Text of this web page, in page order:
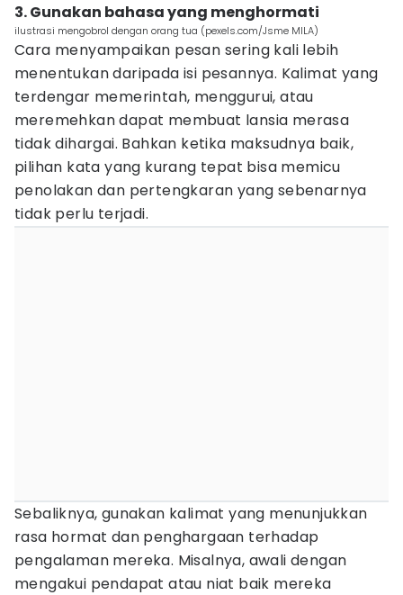
3. Gunakan bahasa yang menghormati
ilustrasi mengobrol dengan orang tua (pexels.com/Jsme MILA)
Cara menyampaikan pesan sering kali lebih
menentukan daripada isi pesannya. Kalimat yang
terdengar memerintah, menggurui, atau
meremehkan dapat membuat lansia merasa
tidak dihargai. Bahkan ketika maksudnya baik,
pilihan kata yang kurang tepat bisa memicu
penolakan dan pertengkaran yang sebenarnya
tidak perlu terjadi.
Sebaliknya, gunakan kalimat yang menunjukkan
rasa hormat dan penghargaan terhadap
pengalaman mereka. Misalnya, awali dengan
mengakui pendapat atau niat baik mereka